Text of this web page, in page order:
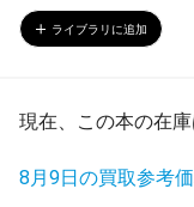
ライブラリに追加
現在、この本の在
8月9日の買取参考